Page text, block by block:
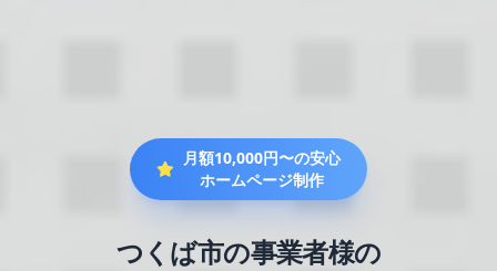
月額10,000円〜の安心
ホームページ制作
つくば市の事業者様の